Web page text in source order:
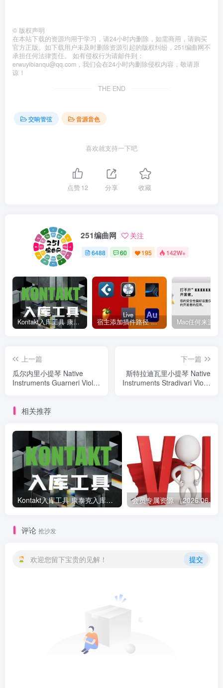
© 版权声明
在本站下载的资源均用于学习，请24小时内删除，如需商用，请购买
官方正版。如下载用户未及时删除资源引起的版权纠纷，251编曲网不
承担任何法律责任。 如有侵权行为请邮件到：
erwuyibianqu@qq.com，我们会在24小时内删除侵权内容，敬请原
谅！
THE END
交响管弦 音源音色
喜欢就支持一下吧
点赞12 分享 收藏
251编曲网 关注
6488 60 195 142W+
Kontakt入库工具 康泰克入库教程 宿主添加插件路径 插件路径设置 VSTPlugins路径
上一篇
瓜尔内里小提琴 Native
Instruments Guarneri Violin
下一篇
斯特拉迪瓦里小提琴 Native
Instruments Stradivari Violin
相关推荐
Kontakt入库工具 康泰克入库教程
评论 抢沙发
欢迎您留下宝贵的见解！ 提交